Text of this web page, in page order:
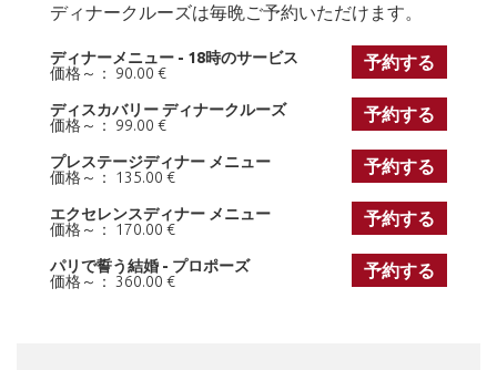
ディナークルーズは毎晩ご予約いただけます。
ディナーメニュー - 18時のサービス
価格～： 90.00 €
予約する
ディスカバリー ディナークルーズ
価格～： 99.00 €
予約する
プレステージディナー メニュー
価格～： 135.00 €
予約する
エクセレンスディナー メニュー
価格～： 170.00 €
予約する
パリで誓う結婚 - プロポーズ
価格～： 360.00 €
予約する